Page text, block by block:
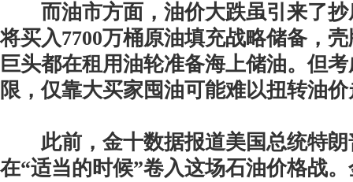
而油市方面，油价大跌虽引来了抄
将买入7700万桶原油填充战略储备，
巨头都在租用油轮准备海上储油。但
限，仅靠大买家囤油可能难以扭转油
此前，金十数据报道美国总统特朗
在“适当的时候”卷入这场石油价格战